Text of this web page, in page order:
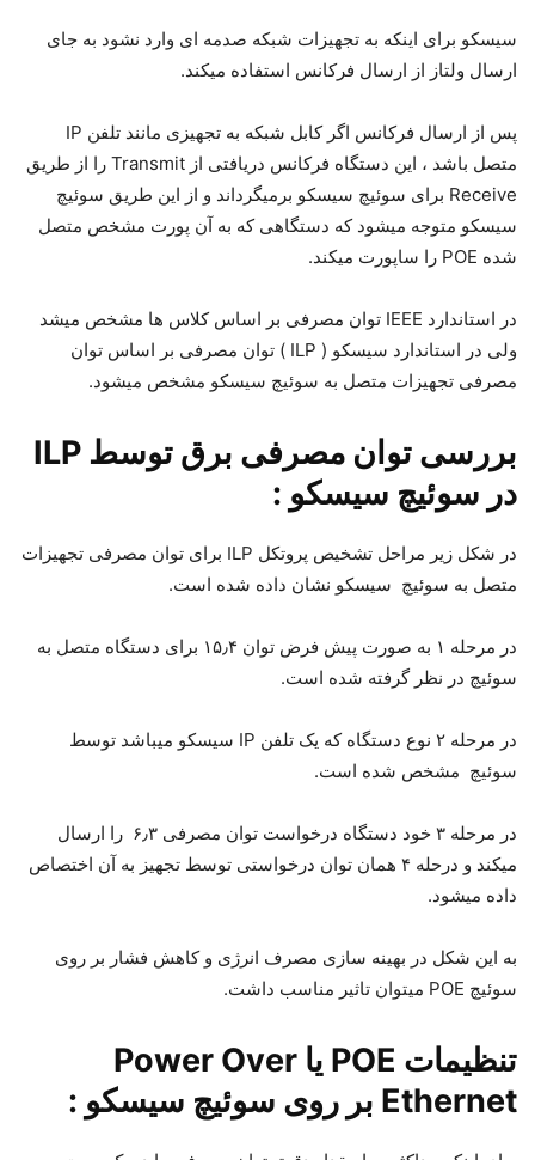
سیسکو برای اینکه به تجهیزات شبکه صدمه ای وارد نشود به جای
ارسال ولتاز از ارسال فرکانس استفاده میکند.
پس از ارسال فرکانس اگر کابل شبکه به تجهیزی مانند تلفن IP
متصل باشد ، این دستگاه فرکانس دریافتی از Transmit را از طریق
Receive برای سوئیچ سیسکو برمیگرداند و از این طریق سوئیچ
سیسکو متوجه میشود که دستگاهی که به آن پورت مشخص متصل
شده POE را ساپورت میکند.
در استاندارد IEEE توان مصرفی بر اساس کلاس ها مشخص میشد
ولی در استاندارد سیسکو ( ILP ) توان مصرفی بر اساس توان
مصرفی تجهیزات متصل به سوئیچ سیسکو مشخص میشود.
بررسی توان مصرفی برق توسط ILP
در سوئیچ سیسکو :
در شکل زیر مراحل تشخیص پروتکل ILP برای توان مصرفی تجهیزات
متصل به سوئیچ سیسکو نشان داده شده است.
در مرحله ۱ به صورت پیش فرض توان ۱۵٫۴ برای دستگاه متصل به
سوئیچ در نظر گرفته شده است.
در مرحله ۲ نوع دستگاه که یک تلفن IP سیسکو میباشد توسط
سوئیچ مشخص شده است.
در مرحله ۳ خود دستگاه درخواست توان مصرفی ۶٫۳ را ارسال
میکند و درحله ۴ همان توان درخواستی توسط تجهیز به آن اختصاص
داده میشود.
به این شکل در بهینه سازی مصرف انرژی و کاهش فشار بر روی
سوئیچ POE میتوان تاثیر مناسب داشت.
تنظیمات POE یا Power Over
Ethernet بر روی سوئیچ سیسکو :